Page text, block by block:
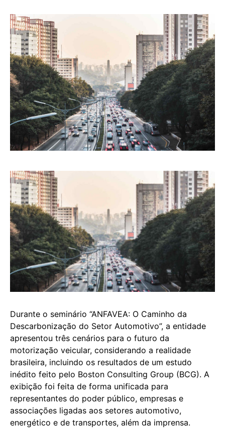
Durante o seminário “ANFAVEA: O Caminho da
Descarbonização do Setor Automotivo”, a entidade
apresentou três cenários para o futuro da
motorização veicular, considerando a realidade
brasileira, incluindo os resultados de um estudo
inédito feito pelo Boston Consulting Group (BCG). A
exibição foi feita de forma unificada para
representantes do poder público, empresas e
associações ligadas aos setores automotivo,
energético e de transportes, além da imprensa.